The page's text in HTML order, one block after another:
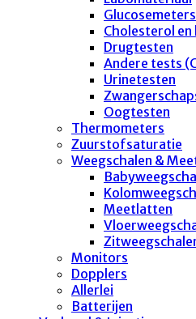
Cholesterol
Drugtesten
Andere tests
Urinetesten
Oogtesten
Thermometers
Zuurstofsaturatie
Weegschalen &
Meetlatten
Monitors
Dopplers
Allerlei
Batterijen